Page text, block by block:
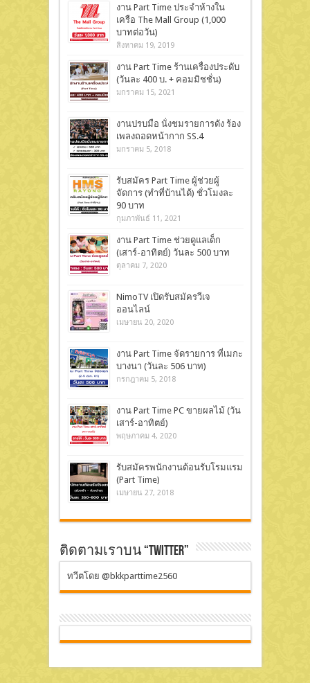
งาน Part Time ประจำห้างใน
เครือ The Mall Group (1,000
บาทต่อวัน)
สิงหาคม 19, 2019
งาน Part Time ร้านเครื่องประดับ
(วันละ 400 บ. + คอมมิชชั่น)
มกราคม 15, 2021
งานปรบมือ นั่งชมรายการดัง ร้อง
เพลงถอดหน้ากาก SS.4
มกราคม 5, 2018
รับสมัคร Part Time ผู้ช่วยผู้
จัดการ (ทำที่บ้านได้) ชั่วโมงละ
90 บาท
กุมภาพันธ์ 11, 2021
งาน Part Time ช่วยดูแลเด็ก
(เสาร์-อาทิตย์) วันละ 500 บาท
ตุลาคม 7, 2020
NimoTV เปิดรับสมัครวีเจ
ออนไลน์
เมษายน 20, 2020
งาน Part Time จัดรายการ ที่เมกะ
บางนา (วันละ 506 บาท)
กรกฎาคม 5, 2018
งาน Part Time PC ขายผลไม้ (วัน
เสาร์-อาทิตย์)
พฤษภาคม 4, 2020
รับสมัครพนักงานต้อนรับโรมแรม
(Part Time)
เมษายน 27, 2018
ติดตามเราบน “Twitter”
ทวีตโดย @bkkparttime2560